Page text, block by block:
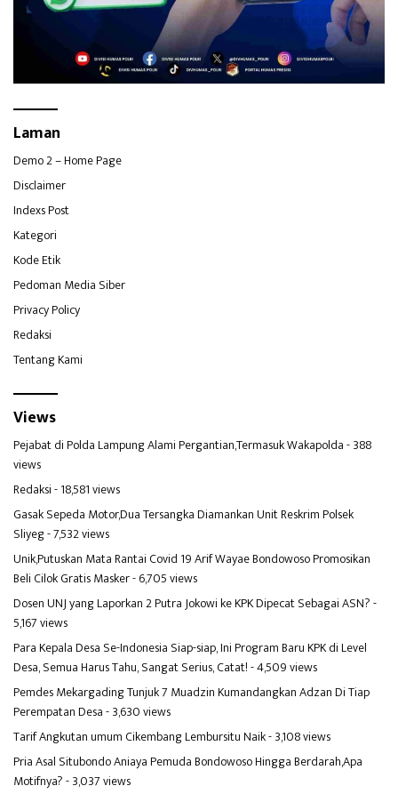
Laman
Demo 2 – Home Page
Disclaimer
Indexs Post
Kategori
Kode Etik
Pedoman Media Siber
Privacy Policy
Redaksi
Tentang Kami
Views
Pejabat di Polda Lampung Alami Pergantian,Termasuk Wakapolda- 388
views
Redaksi- 18,581 views
Gasak Sepeda Motor,Dua Tersangka Diamankan Unit Reskrim Polsek
Sliyeg- 7,532 views
Unik,Putuskan Mata Rantai Covid 19 Arif Wayae Bondowoso Promosikan
Beli Cilok Gratis Masker- 6,705 views
Dosen UNJ yang Laporkan 2 Putra Jokowi ke KPK Dipecat Sebagai ASN?-
5,167 views
Para Kepala Desa Se-Indonesia Siap-siap, Ini Program Baru KPK di Level
Desa, Semua Harus Tahu, Sangat Serius, Catat!- 4,509 views
Pemdes Mekargading Tunjuk 7 Muadzin Kumandangkan Adzan Di Tiap
Perempatan Desa- 3,630 views
Tarif Angkutan umum Cikembang Lembursitu Naik- 3,108 views
Pria Asal Situbondo Aniaya Pemuda Bondowoso Hingga Berdarah,Apa
Motifnya?- 3,037 views